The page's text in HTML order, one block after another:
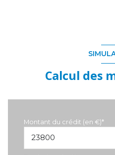
Calcul des
Montant du crédit (en €)*